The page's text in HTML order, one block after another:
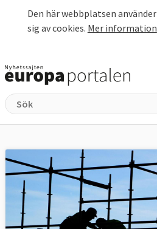
Den här webbplatsen använder
sig av cookies. Mer information